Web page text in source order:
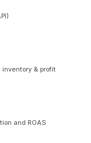
inventory & profit
and ROAS